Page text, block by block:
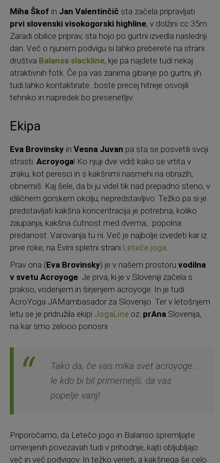
Miha Škof in Jan Valentinčič sta začela pripravljati
prvi slovenski visokogorski highline, v dolžini cc 35m.
Zaradi obilice priprav, sta hojo po gurtni izvedla naslednji
dan. Več o njunem podvigu si lahko preberete na strani
društva Balansa slackline, kje pa najdete tudi nekaj
atraktivnih fotk. Če pa vas zanima gibanje po gurtni, jih
tudi lahko kontaktirate…boste precej hitreje osvojili
tehniko in napredek bo presenetljiv.
Ekipa
Eva Brovinsky in Vesna Juvan pa sta se posvetili svoji
strasti. Acroyoga! Ko njuji dve vidiš kako se vrtita v
zraku, kot peresci in s kakšnimi nasmehi na obrazih,
obnemiš. Kaj šele, da bi ju videl tik nad prepadno steno, v
idiličnem gorskem okolju, nepredstavljivo. Težko pa si je
predstavljati kakšna koncentracija je potrebna, koliko
zaupanja, kakšna čutnost med dvema,…popolna
predanost. Varovanja tu ni. Več je najbolje izvedeti kar iz
prve roke, na Evini spletni strani Leteča joga.
Prav ona (Eva Brovinsky) je v našem prostoru vodilna
v svetu Acroyoge. Je prva, ki je v Sloveniji začela s
prakso, vodenjem in širjenjem acroyoge. In je tudi
AcroYoga JAMambasador za Slovenijo. Ter v letošnjem
letu se je pridružila ekipi JogaLine oz. prAna Slovenija,
na kar smo zelooo ponosni.
Tako da, če vas mika svet acroyoge…
le kdo bi bil primernejši, da vas
popelje vanj!
Priporočamo, da Letečo jogo in Balanso spremljajte
omenjenih povezavah tudi v prihodnje, kajti obljubljajo
več in več podvigov. In težko verjeti, a kakšnega še celo